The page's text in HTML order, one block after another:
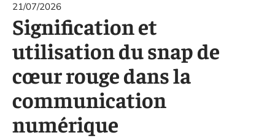
21/07/2026
Signification et
utilisation du snap de
cœur rouge dans la
communication
numérique